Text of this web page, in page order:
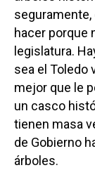
seguramente,
hacer porque
legislatura.
sea el Toledo
mejor que le
un casco
tienen masa
de Gobierno
árboles.